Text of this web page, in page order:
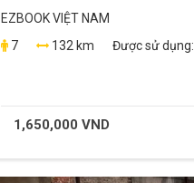
EZBOOK VIỆT NAM
7
132 km Được sử dụng:
1,650,000 VND